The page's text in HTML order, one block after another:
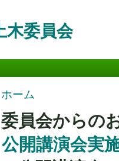
動
木委員会
現在地
ホーム
委員会からの
公開講演会実